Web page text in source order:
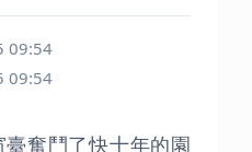
09:54
09:54
奮鬥了快十年的園